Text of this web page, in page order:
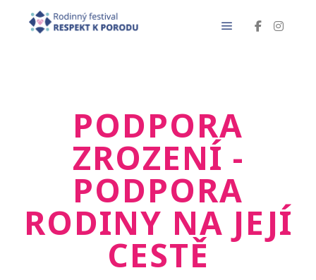
PODPORA
ZROZENÍ -
PODPORA
RODINY NA JEJÍ
CESTĚ